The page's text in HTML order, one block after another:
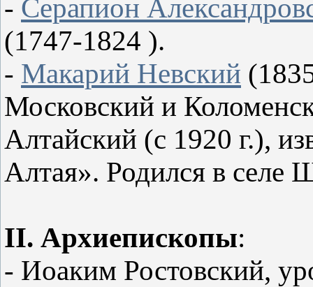
- Серапион
(1747-1824 ).
- Макарий Невский
Московский и
Алтайский (с 1920 г.),
Алтая». Родился в селе
II. Архиепископы:
- Иоаким Ростовский,